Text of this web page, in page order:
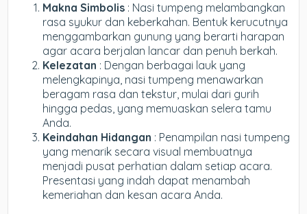
Makna Simbolis : Nasi tumpeng melambangkan
rasa syukur dan keberkahan. Bentuk kerucutnya
menggambarkan gunung yang berarti harapan
agar acara berjalan lancar dan penuh berkah.
Kelezatan : Dengan berbagai lauk yang
melengkapinya, nasi tumpeng menawarkan
beragam rasa dan tekstur, mulai dari gurih
hingga pedas, yang memuaskan selera tamu
Anda.
Keindahan Hidangan : Penampilan nasi tumpeng
yang menarik secara visual membuatnya
menjadi pusat perhatian dalam setiap acara.
Presentasi yang indah dapat menambah
kemeriahan dan kesan acara Anda.